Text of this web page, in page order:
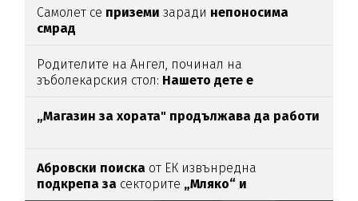
Самолет се приземи заради непоносима
смрад
Родителите на Ангел, починал на
зъболекарския стол: Нашето дете е
антидотътнаупойката
„Магазин за хората" продължава да работи
Абровски поиска от ЕК извънредна
подкрепа за секторите „Мляко“ и